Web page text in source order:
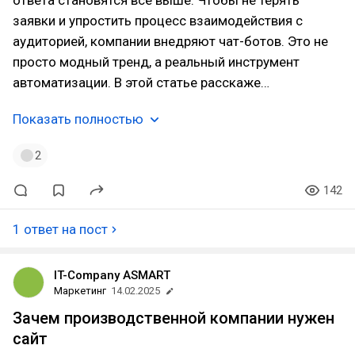
заявки и упростить процесс взаимодействия с
аудиторией, компании внедряют чат-ботов. Это не
просто модный тренд, а реальный инструмент
автоматизации. В этой статье расскаже…
Показать полностью
2
142
1 ответ на пост
IT-Company ASMART
Маркетинг 14.02.2025
Зачем производственной компании нужен
сайт